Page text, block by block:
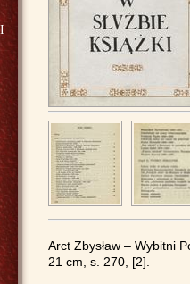
Arct Zbysław – Wybitni
21 cm, s. 270, [2].